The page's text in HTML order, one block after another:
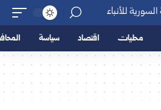
محليات اقتصاد سياسة